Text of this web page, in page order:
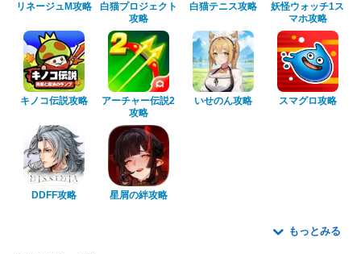
リネージュM攻略
白猫プロジェクト
攻略
白猫テニス攻略
妖怪ウォッチ1ス
マホ攻略
キノコ伝説攻略
アーチャー伝説2
攻略
いせのん攻略 スマグロ攻略
DDFF攻略 星屑の絆攻略
もっとみる